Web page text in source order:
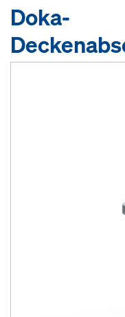
Doka-